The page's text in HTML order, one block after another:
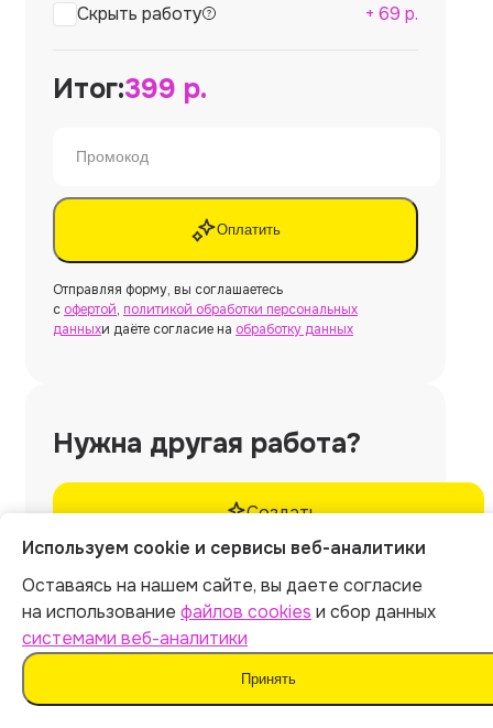
Скрыть работу + 69 р.
Итог:399 р.
Оплатить
Отправляя форму, вы соглашаетесь
с офертой, политикой обработки персональных
данныхи даёте согласие на обработку данных
Нужна другая работа?
Создать
Нужнакурсовая работа
без использования
ИИ и шаблонов?
Используем cookie и сервисы веб-аналитики
Оставаясь на нашем сайте, вы даете согласие
на использование файлов cookies и сбор данных
системами веб-аналитики
Принять